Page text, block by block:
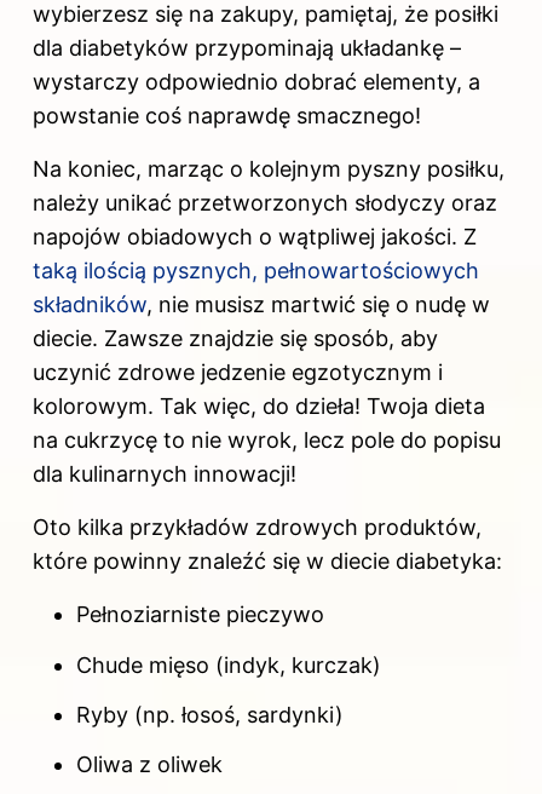
wybierzesz się na zakupy, pamiętaj, że posiłki
dla diabetyków przypominają układankę –
wystarczy odpowiednio dobrać elementy, a
powstanie coś naprawdę smacznego!
Na koniec, marząc o kolejnym pyszny posiłku,
należy unikać przetworzonych słodyczy oraz
napojów obiadowych o wątpliwej jakości. Z
taką ilością pysznych, pełnowartościowych
składników, nie musisz martwić się o nudę w
diecie. Zawsze znajdzie się sposób, aby
uczynić zdrowe jedzenie egzotycznym i
kolorowym. Tak więc, do dzieła! Twoja dieta
na cukrzycę to nie wyrok, lecz pole do popisu
dla kulinarnych innowacji!
Oto kilka przykładów zdrowych produktów,
które powinny znaleźć się w diecie diabetyka:
Pełnoziarniste pieczywo
Chude mięso (indyk, kurczak)
Ryby (np. łosoś, sardynki)
Oliwa z oliwek